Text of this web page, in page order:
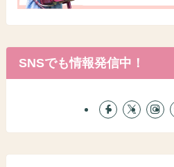
SNSでも情報発信中！